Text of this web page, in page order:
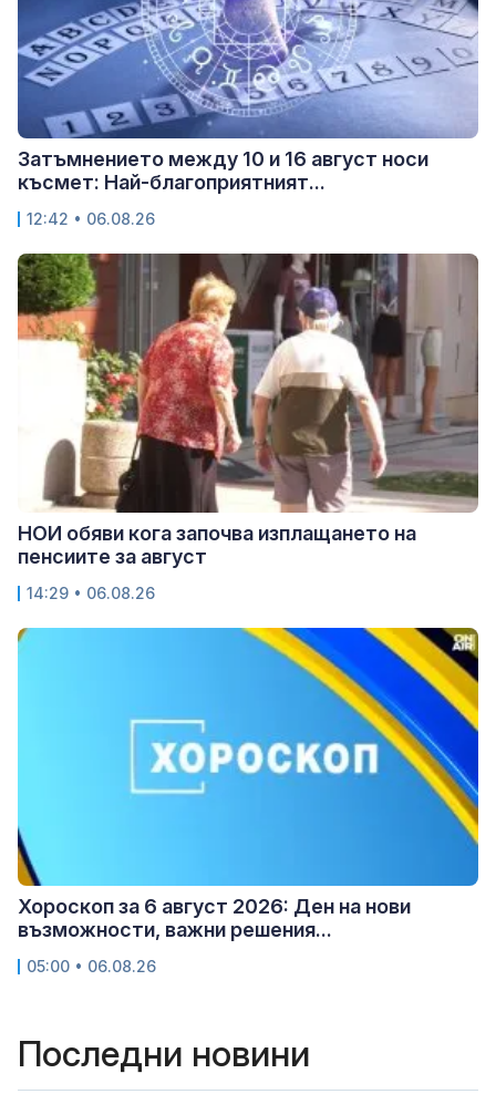
Затъмнението между 10 и 16 август носи
късмет: Най-благоприятният...
12:42 • 06.08.26
НОИ обяви кога започва изплащането на
пенсиите за август
14:29 • 06.08.26
Хороскоп за 6 август 2026: Ден на нови
възможности, важни решения...
05:00 • 06.08.26
Последни новини